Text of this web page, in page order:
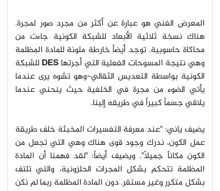
المعرض الفني هو عبارة عن أكثر من مجرد صور لمجرة.
هناك نسخة ثلاثية الأبعاد للشبكة الكونية جاءت من
محاكاة حاسوبية. توجد أيضاً خارطة ملونة للمادة المظلمة
وهي نتيجة المسوحات الفعلية التي أجرتهاDES للشبكة
الكونية بواسطة التعديس الثقالي-وهو تشوه يرى عندما
يأتي الضوء من مجرة في الخلفية حيث ينحني عندما
يلاقي جسماً كبيراً في طريقه إلينا.
يضيف ياني: "عند معرفة التفسيرات المخبئة خلف طريقة
عمل الكون، ندرك وجود قوى هناك وهي التي تجعل من
الكون مكاناً جميلاً". ويضيف أيضاً: "لقد فهمنا أن المادة
المظلمة تتحكم بشكل المجرات الحلزونية، والتي تلتف
بشكل متكرر وغير مستقر. دون المادة المظلمة ربما لم نكن